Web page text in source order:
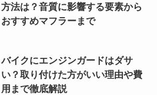
方法は？音質に影響する要素から
おすすめマフラーまで
バイクにエンジンガードはダサ
い？取り付けた方がいい理由や費
用まで徹底解説